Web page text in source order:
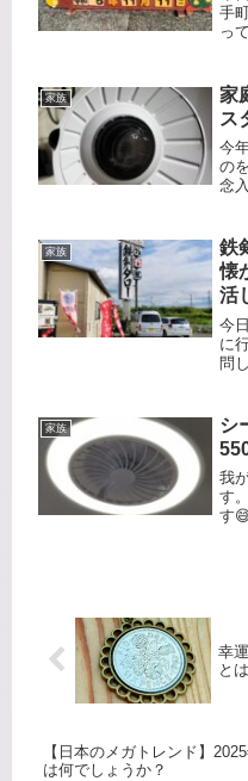
手
っ
で
さ
家族
家
ス
今
の
念
ト
ウ
家族
鉄
懐
活
今
に
問
「
月
家族
シ
我
す
す
幸
と
【日本のメガトレンド】
は何でしょうか？